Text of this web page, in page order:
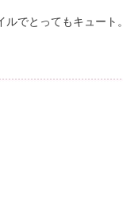
でとってもキュート。